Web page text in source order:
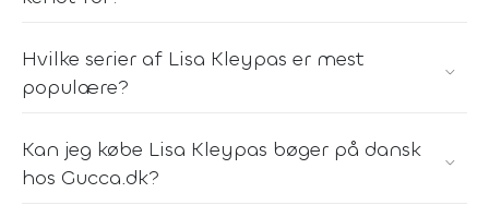
Hvilke serier af Lisa Kleypas er mest
populære?
Kan jeg købe Lisa Kleypas bøger på dansk
hos Gucca.dk?